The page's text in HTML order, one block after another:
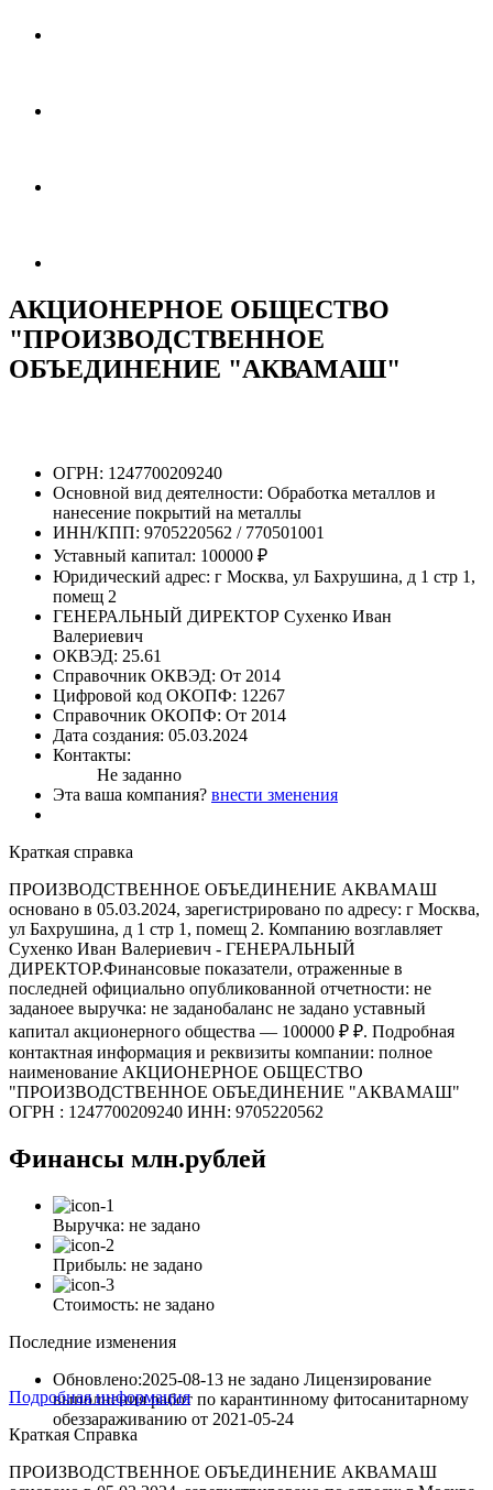
АКЦИОНЕРНОЕ ОБЩЕСТВО
"ПРОИЗВОДСТВЕННОЕ
ОБЪЕДИНЕНИЕ "АКВАМАШ"
ОГРН: 1247700209240
Основной вид деятелности: Обработка металлов и
нанесение покрытий на металлы
ИНН/КПП: 9705220562 / 770501001
Уставный капитал: 100000 ₽
Юридический адрес: г Москва, ул Бахрушина, д 1 стр 1,
помещ 2
ГЕНЕРАЛЬНЫЙ ДИРЕКТОР Сухенко Иван
Валериевич
ОКВЭД: 25.61
Справочник ОКВЭД: От 2014
Цифровой код ОКОПФ: 12267
Справочник ОКОПФ: От 2014
Дата создания: 05.03.2024
Контакты:
Не заданно
Эта ваша компания? внести зменения
Краткая справка
ПРОИЗВОДСТВЕННОЕ ОБЪЕДИНЕНИЕ АКВАМАШ
основано в 05.03.2024, зарегистрировано по адресу: г Москва,
ул Бахрушина, д 1 стр 1, помещ 2. Компанию возглавляет
Сухенко Иван Валериевич - ГЕНЕРАЛЬНЫЙ
ДИРЕКТОР.Финансовые показатели, отраженные в
последней официально опубликованной отчетности: не
заданоее выручка: не заданобаланс не задано уставный
капитал акционерного общества — 100000 ₽ ₽. Подробная
контактная информация и реквизиты компании: полное
наименование АКЦИОНЕРНОЕ ОБЩЕСТВО
"ПРОИЗВОДСТВЕННОЕ ОБЪЕДИНЕНИЕ "АКВАМАШ"
ОГРН : 1247700209240 ИНН: 9705220562
Финансы млн.рублей
Выручка: не задано
Прибыль: не задано
Стоимость: не задано
Последние изменения
Обновлено:2025-08-13 не задано Лицензирование
выполнения работ по карантинному фитосанитарному
обеззараживанию от 2021-05-24
Подробная информация
Краткая Справка
ПРОИЗВОДСТВЕННОЕ ОБЪЕДИНЕНИЕ АКВАМАШ